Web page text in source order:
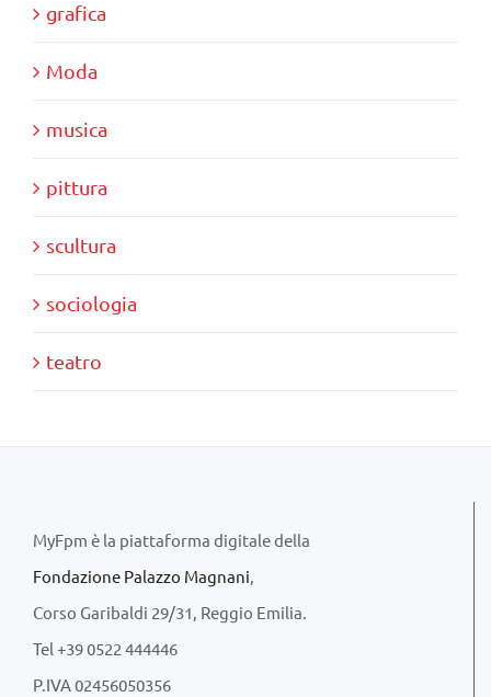
grafica
Moda
musica
pittura
scultura
sociologia
teatro
MyFpm è la piattaforma digitale della
Fondazione Palazzo Magnani,
Corso Garibaldi 29/31, Reggio Emilia.
Tel +39 0522 444446
P.IVA 02456050356